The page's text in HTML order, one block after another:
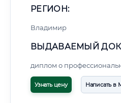
РЕГИОН:
Владимир
ВЫДАВАЕМЫЙ
диплом о
Узнать цену Написать в